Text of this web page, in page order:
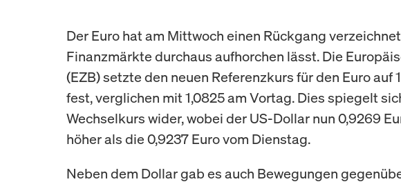
Der Euro hat am Mittwoch einen Rückgang
Finanzmärkte durchaus aufhorchen lässt. Die
(EZB) setzte den neuen Referenzkurs für den Euro auf
fest, verglichen mit 1,0825 am Vortag. Dies spiegelt
Wechselkurs wider, wobei der US-Dollar nun 0,9269
höher als die 0,9237 Euro vom Dienstag.
Neben dem Dollar gab es auch Bewegungen